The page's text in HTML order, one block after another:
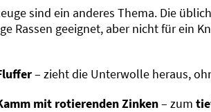
sind ein anderes Thema. Die
Rassen geeignet, aber nicht für ein
– zieht die Unterwolle heraus,
mit rotierenden Zinken– zum